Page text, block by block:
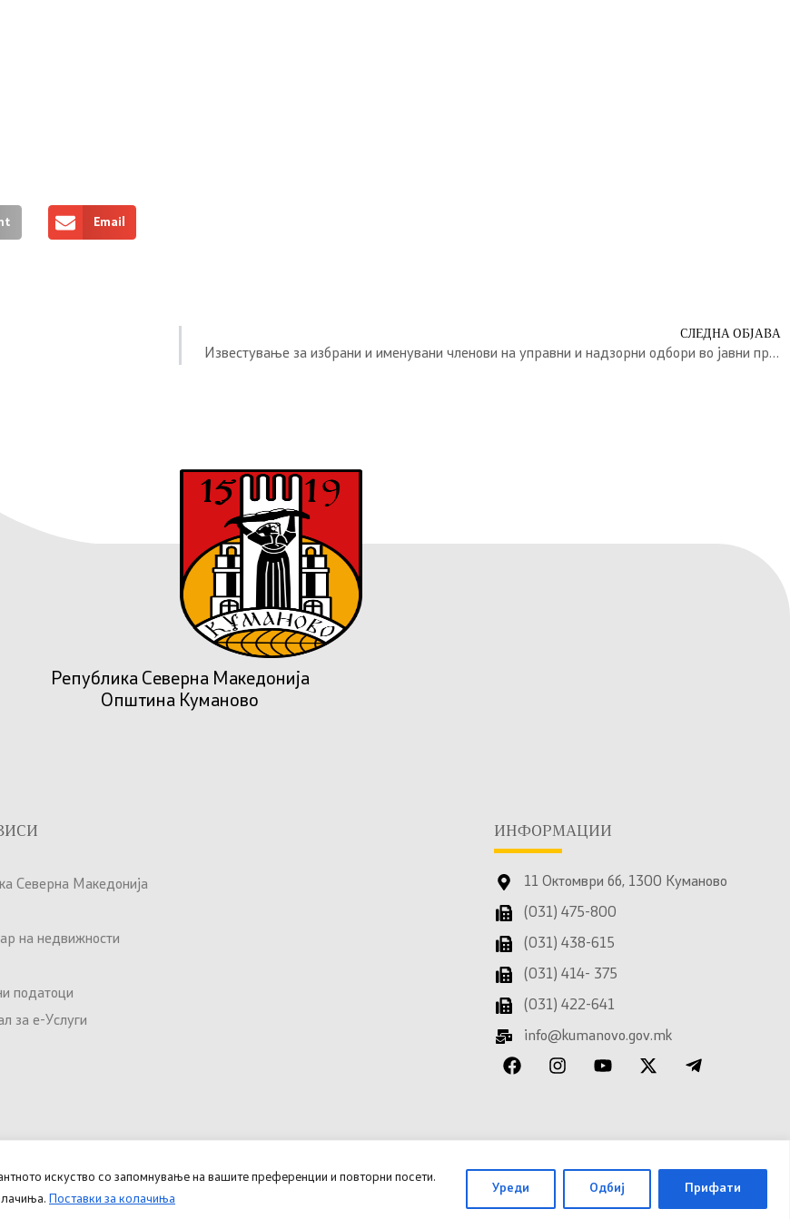
искуство со запомнување на вашите преференции и повторни посети.
Поставки за колачиња
Уреди Одбиј Прифати
Email
СЛЕДНА ОБЈАВА
Известување за избрани и именувани членови на управни и надзорни одбори во јавни претпријатија
Република Северна Македонија
Општина Куманово
Северна Македонија
на недвижности
податоци
за е-Услуги
ИНФОРМАЦИИ
11 Октомври бб, 1300 Куманово
(031) 475-800
(031) 438-615
(031) 414- 375
(031) 422-641
info@kumanovo.gov.mk
Министерство за дигитална трансформација